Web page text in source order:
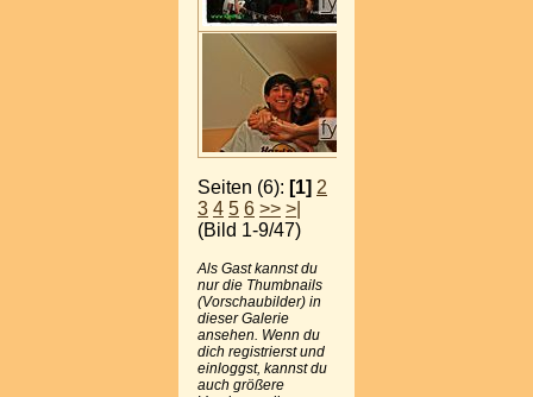
Seiten (6): [1] 2
3 4 5 6 >> >|
(Bild 1-9/47)
Als Gast kannst du
nur die Thumbnails
(Vorschaubilder) in
dieser Galerie
ansehen. Wenn du
dich registrierst und
einloggst, kannst du
auch größere